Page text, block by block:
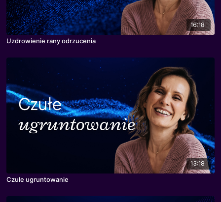
16:18
Uzdrowienie rany odrzucenia
13:18
Czułe ugruntowanie